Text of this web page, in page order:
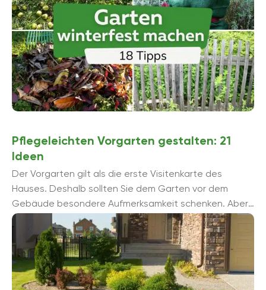
Pflegeleichten Vorgarten gestalten: 21
Ideen
Der Vorgarten gilt als die erste Visitenkarte des
Hauses. Deshalb sollten Sie dem Garten vor dem
Gebäude besondere Aufmerksamkeit schenken. Aber
keine Sorge, das geht auch pflegeleicht.